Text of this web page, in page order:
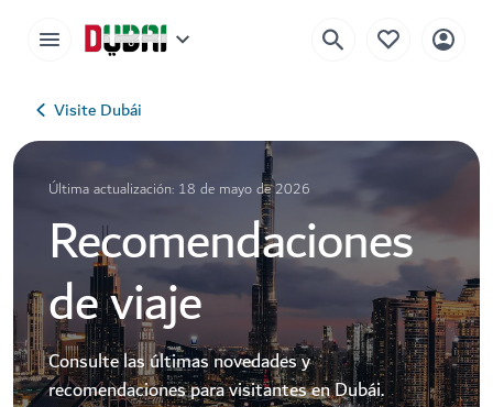
Visite Dubái
Última actualización: 18 de mayo de 2026
Recomendaciones
de viaje
Consulte las últimas novedades y
recomendaciones para visitantes en Dubái.